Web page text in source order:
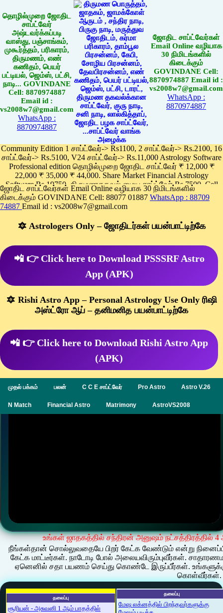
தொழில்முறை ஜோதிட
சாப்ட்வேர்
அஷ்டவர்க்கப்படி
வாஸ்து, பஞ்சாங்கம்,
முகூர்த்தம், பரிகாரம்,
திருமணம், எண்
கணிதம், பெயர்
பட்டியல், ஜெம்ஸ், பட்சி,
நாடி... GOVINDANE
Cell: 8870974887
Email id :
vs2008w7@gmail.com
WhatsApp :
8870974887
ஜோதிட சாப்ட்வேர்கள்
Email Online வழியாக
30 நிமிடங்களில்
கிடைக்கும்
GOVINDANE Cell:
8870974887 Email id :
vs2008w7@gmail.com
WhatsApp :
8870974887
Community Edition 1 சாப்ட்வேர்-> Rs1100, 2 சாப்ட்வேர்-> Rs.2100, 16
சாப்ட்வேர்-> Rs.5100, V24 சாப்ட்வேர்-> Rs.11,000 Astrology Software
Professional edition தொழில்முறை ஜோதிட சாப்ட்வேர் ₹ 12,000 ₹
22,000 ₹ 35,000 ₹ 44,000. Share Market Financial Astrology
Software Rs.19750, திருமணதகவல் மைய சாப்ட்வேர் Rs.7500, Cell
Phone App Rs. 1100
Pay online
ஜோதிட சாப்ட்வேர்கள் Email Online வழியாக 30 நிமிடங்களில்
கிடைக்கும் GOVINDANE Cell: 88077 01887 WhatsApp : 88709
74887 Email id : vs2008w7@gmail.com
🔯 Astrologers Only – ஜோதிடர்கள் பயன்பாட்டிற்கே
📲 👉 Click here to Download PSSSRF Astro
App (APK)
🔯 Rishi Astro App – Personal Astrology Use Only ரிஷி
அஸ்ட்ரோ ஆப் – தனிமனித பயன்பாட்டிற்கே
📲 👉 Click here to Download Rishi Astro App
(APK)
முதல் பக்கம் பலன் C C E சாப்ட்வேர் Pro Astro Astro V.26
N Match Financial Astro Matrimony AstroVS2008
உங்கள் ஜாதகத்தில் சந்திரன் அனுஷம் நட்சத்திரத்தில்
நீங்கள்தான் சொல்லுவதையே பிறர் கேட்க வேண்டும் என்று
கேட்க மாட்டீர்கள். நாடோடி போல் அலையவிரும்புவீர்கள்.
ஏனெனில் சதா பயணம் செய்து கொண்டே இருப்பீர்கள்.
கொள்வீர்கள்.
தலைப்பு
சூரியன் - அசுவனி 1 ஆம் பாதத்தில்
தலைப்பு
மேஷ லக்னத்தில் பிறந்தவர்களுக்கு